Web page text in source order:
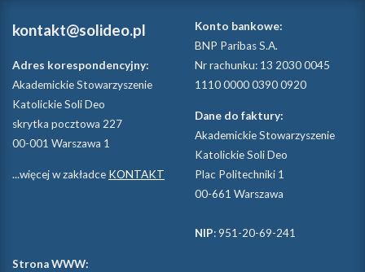
kontakt@solideo.pl
Adres korespondencyjny:
Akademickie Stowarzyszenie
Katolickie Soli Deo
skrytka pocztowa 227
00-001 Warszawa 1
...więcej w zakładce KONTAKT
Konto bankowe:
BNP Paribas S.A.
Nr rachunku: 13 2030 0045
1110 0000 0390 0920
Dane do faktury:
Akademickie Stowarzyszenie
Katolickie Soli Deo
Plac Politechniki 1
00-661 Warszawa
NIP: 951-20-69-241
Strona WWW: